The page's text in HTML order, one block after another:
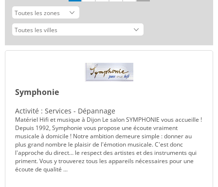
Symphonie
Activité : Services - Dépannage
Matériel Hifi et musique à Dijon Le salon SYMPHONIE vous accueille !
Depuis 1992, Symphonie vous propose une écoute vraiment
musicale à domicile ! Notre ambition demeure simple : donner au
plus grand nombre le plaisir de l'émotion musicale. C'est donc
l'approche du direct… le respect des artistes et des instruments qui
priment. Vous y trouverez tous les appareils nécessaires pour une
écoute de qualité ...